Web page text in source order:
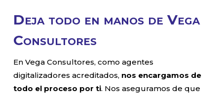
Deja todo en manos de Vega
Consultores
En Vega Consultores, como agentes
digitalizadores acreditados, nos encargamos de
todo el proceso por ti. Nos aseguramos de que